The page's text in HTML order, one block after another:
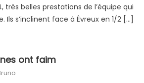
belles prestations de l’équipe qui
s’inclinent face à Évreux en 1/2 […]
ont faim